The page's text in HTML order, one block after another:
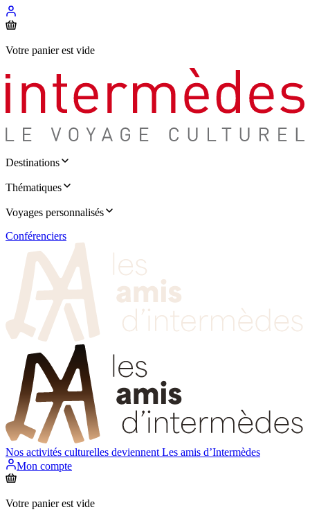
Votre panier est vide
Destinations
Thématiques
Voyages personnalisés
Conférenciers
Nos activités culturelles deviennent Les amis d’Intermèdes
Mon compte
Votre panier est vide